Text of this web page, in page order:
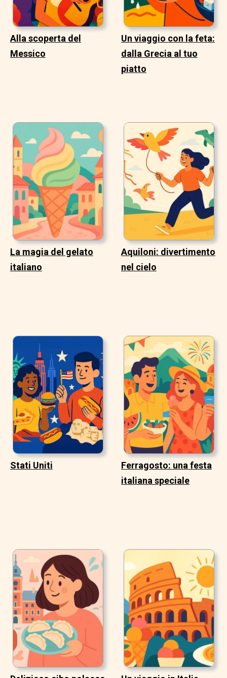
Alla scoperta del
Messico
Un viaggio con la feta:
dalla Grecia al tuo
piatto
La magia del gelato
italiano
Aquiloni: divertimento
nel cielo
Stati Uniti
Ferragosto: una festa
italiana speciale